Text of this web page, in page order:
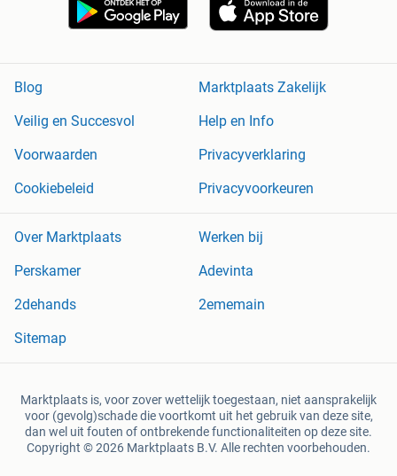
Blog
Marktplaats Zakelijk
Veilig en Succesvol
Help en Info
Voorwaarden
Privacyverklaring
Cookiebeleid
Privacyvoorkeuren
Over Marktplaats
Werken bij
Perskamer
Adevinta
2dehands
2ememain
Sitemap
Marktplaats is, voor zover wettelijk toegestaan, niet aansprakelijk
voor (gevolg)schade die voortkomt uit het gebruik van deze site,
dan wel uit fouten of ontbrekende functionaliteiten op deze site.
Copyright © 2026 Marktplaats B.V. Alle rechten voorbehouden.